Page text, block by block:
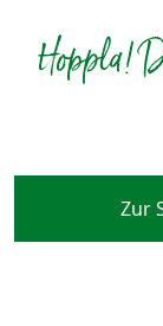
Hoppla!
Zur